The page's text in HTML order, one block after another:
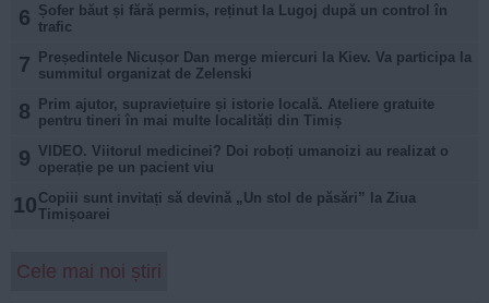
6 Șofer băut și fără permis, reținut la Lugoj după un control în
trafic
7
Președintele Nicușor Dan merge miercuri la Kiev. Va participa la
summitul organizat de Zelenski
8
Prim ajutor, supraviețuire și istorie locală. Ateliere gratuite
pentru tineri în mai multe localități din Timiș
9 VIDEO. Viitorul medicinei? Doi roboți umanoizi au realizat o
operație pe un pacient viu
10 Copiii sunt invitați să devină „Un stol de păsări” la Ziua
Timișoarei
Cele mai noi știri